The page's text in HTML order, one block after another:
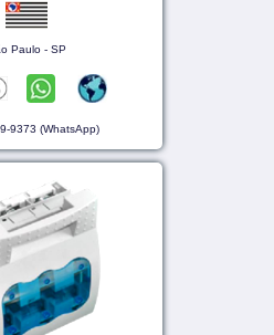
Paulo - SP
9373 (WhatsApp)